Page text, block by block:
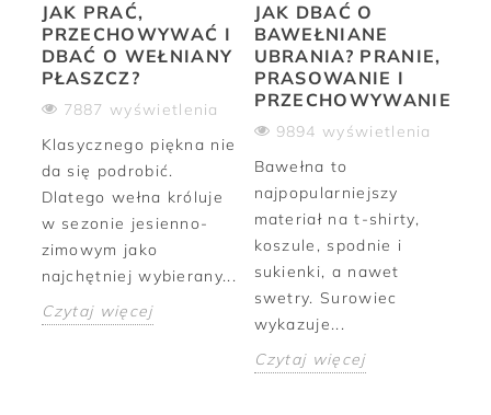
JAK PRAĆ,
PRZECHOWYWAĆ I
DBAĆ O WEŁNIANY
PŁASZCZ?
7887 wyświetlenia
Klasycznego piękna nie
da się podrobić.
Dlatego wełna króluje
w sezonie jesienno-
zimowym jako
najchętniej wybierany...
Czytaj więcej
JAK DBAĆ O
BAWEŁNIANE
UBRANIA? PRANIE,
PRASOWANIE I
PRZECHOWYWANIE
9894 wyświetlenia
Bawełna to
najpopularniejszy
materiał na t-shirty,
koszule, spodnie i
sukienki, a nawet
swetry. Surowiec
wykazuje...
Czytaj więcej